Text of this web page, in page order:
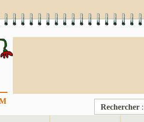
Rechercher